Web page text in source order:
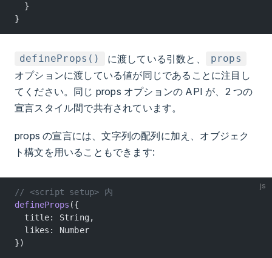
  }
}
defineProps() に渡している引数と、 props
オプションに渡している値が同じであることに注目し
てください。同じ props オプションの API が、2 つの
宣言スタイル間で共有されています。
props の宣言には、文字列の配列に加え、オブジェク
ト構文を用いることもできます:
js
// <script setup> 内
defineProps ({
  title: String,
  likes: Number
})